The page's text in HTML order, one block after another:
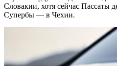
Словакии, хотя сейчас Пассаты
Супербы — в Чехии.